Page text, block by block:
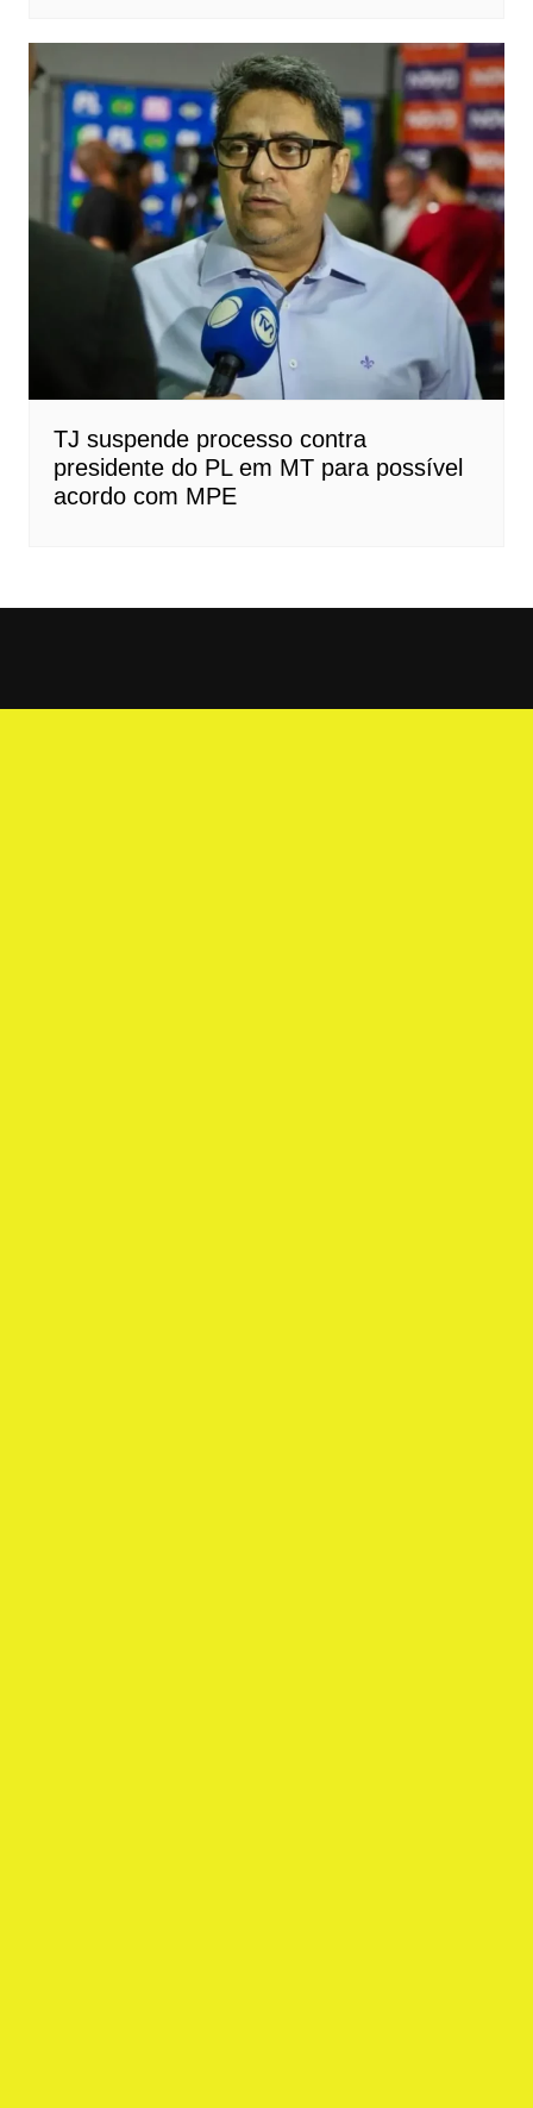
TJ suspende processo contra
presidente do PL em MT para possível
acordo com MPE